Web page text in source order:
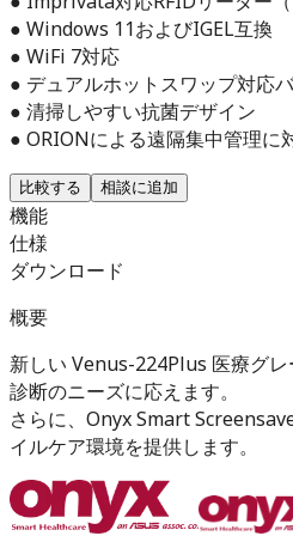
● Windows 11およびIGEL互換
● WiFi 7対応
● デュアルホットスワップ対応
● 清掃しやすい抗菌デザイン
● ORIONによる遠隔集中管理
比較する 相談に追加
機能
仕様
ダウンロード
概要
新しい Venus-224Plus 医療グ
診断のニーズに応えます。
さらに、Onyx Smart
イルケア環境を提供します。